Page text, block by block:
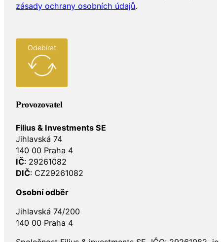
zásady ochrany osobních údajů.
Odebírat
Provozovatel
Filius & Investments SE
Jihlavská 74
140 00 Praha 4
IČ: 29261082
DIČ: CZ29261082
Osobní odběr
Jihlavská 74/200
140 00 Praha 4